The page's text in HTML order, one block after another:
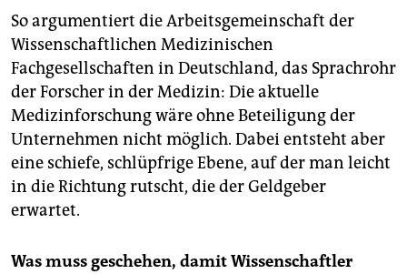
So argumentiert die Arbeitsgemeinschaft der
Wissenschaftlichen Medizinischen
Fachgesellschaften in Deutschland, das Sprachrohr
der Forscher in der Medizin: Die aktuelle
Medizinforschung wäre ohne Beteiligung der
Unternehmen nicht möglich. Dabei entsteht aber
eine schiefe, schlüpfrige Ebene, auf der man leicht
in die Richtung rutscht, die der Geldgeber
erwartet.
Was muss geschehen, damit Wissenschaftler